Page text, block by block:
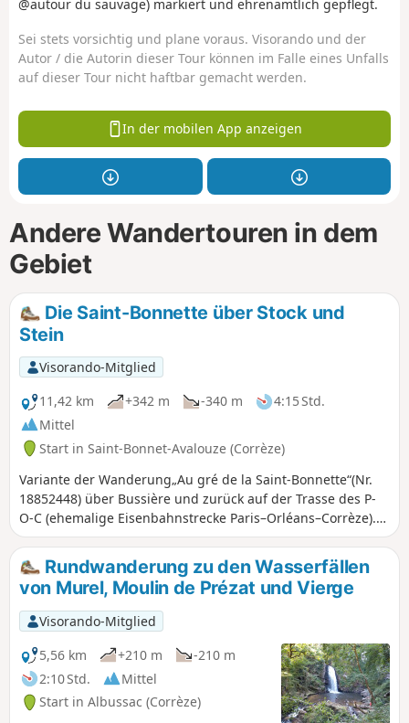
@autour du sauvage) markiert und ehrenamtlich gepflegt.
Sei stets vorsichtig und plane voraus. Visorando und der
Autor / die Autorin dieser Tour können im Falle eines Unfalls
auf dieser Tour nicht haftbar gemacht werden.
In der mobilen App anzeigen
Andere Wandertouren in dem
Gebiet
Die Saint-Bonnette über Stock und
Stein
Visorando-Mitglied
11,42 km
+342 m -340 m
4:15 Std.
Mittel
Start in Saint-Bonnet-Avalouze (Corrèze)
Variante der Wanderung„Au gré de la Saint-Bonnette“(Nr.
18852448) über Bussière und zurück auf der Trasse des P-
O-C (ehemalige Eisenbahnstrecke Paris–Orléans–Corrèze).
Blick auf die Mäander der Saint-Bonnette, schöne Anwesen,
Unterholz und offene Landschaften.
Rundwanderung zu den Wasserfällen
von Murel, Moulin de Prézat und Vierge
Visorando-Mitglied
5,56 km
+210 m
-210 m
2:10 Std.
Mittel
Start in Albussac (Corrèze)